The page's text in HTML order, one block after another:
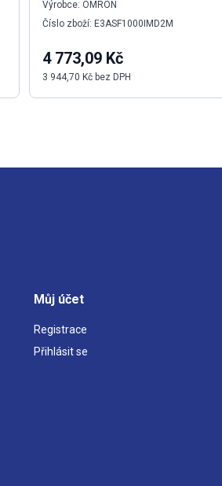
Výrobce: OMRON
Číslo zboží: E3ASF1000IMD2M
4 773,09 Kč
3 944,70 Kč bez DPH
Můj účet
Registrace
Přihlásit se